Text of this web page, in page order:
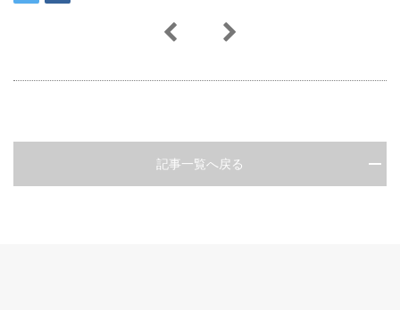
記事一覧へ戻る